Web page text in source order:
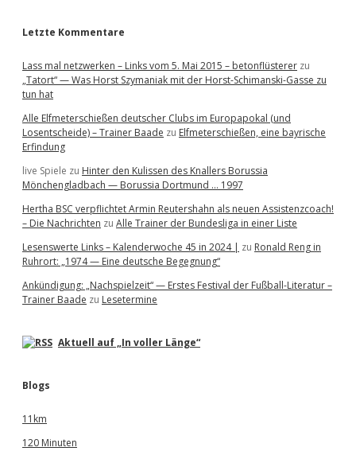
Letzte Kommentare
Lass mal netzwerken – Links vom 5. Mai 2015 – betonflüsterer zu
„Tatort“ — Was Horst Szymaniak mit der Horst-Schimanski-Gasse zu
tun hat
Alle Elfmeterschießen deutscher Clubs im Europapokal (und
Losentscheide) – Trainer Baade zu Elfmeterschießen, eine bayrische
Erfindung
live Spiele zu Hinter den Kulissen des Knallers Borussia
Mönchengladbach — Borussia Dortmund … 1997
Hertha BSC verpflichtet Armin Reutershahn als neuen Assistenzcoach!
– Die Nachrichten zu Alle Trainer der Bundesliga in einer Liste
Lesenswerte Links – Kalenderwoche 45 in 2024 | zu Ronald Reng in
Ruhrort: „1974 — Eine deutsche Begegnung“
Ankündigung: „Nachspielzeit“ — Erstes Festival der Fußball-Literatur –
Trainer Baade zu Lesetermine
Aktuell auf „In voller Länge“
Blogs
11km
120 Minuten